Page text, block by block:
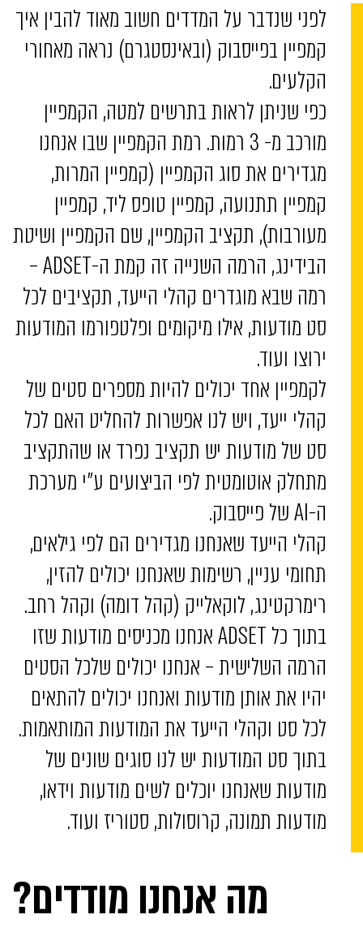
לפני שנדבר על המדדים חשוב מאוד להבין איך
קמפיין בפייסבוק (ובאינסטגרם) נראה מאחורי
הקלעים.
כפי שניתן לראות בתרשים למטה, הקמפיין
מורכב מ- 3 רמות. רמת הקמפיין שבו אנחנו
מגדירים את סוג הקמפיין (קמפיין המרות,
קמפיין תתנועה, קמפיין טופס ליד, קמפיין
מעורבות), תקציב הקמפיין, שם הקמפיין ושיטת
הבידינג, הרמה השנייה זה קמת ה-ADSET –
רמה שבא מוגדרים קהלי הייעד, תקציבים לכל
סט מודעות, אילו מיקומים ופלטפורמו המודעות
ירוצו ועוד.
לקמפיין אחד יכולים להיות מספרים סטים של
קהלי ייעד, ויש לנו אפשרות להחליט האם לכל
סט של מודעות יש תקציב נפרד או שהתקציב
מתחלק אוטומטית לפי הביצועים ע”י מערכת
ה-AI של פייסבוק.
קהלי הייעד שאנחנו מגדירים הם לפי גילאים,
תחומי עניין, רשימות שאנחנו יכולים להזין,
רימרקטינג, לוקאלייק (קהל דומה) וקהל רחב.
בתוך כל ADSET אנחנו מכניסים מודעות שזו
הרמה השלישית – אנחנו יכולים שלכל הסטים
יהיו את אותן מודעות ואנחנו יכולים להתאים
לכל סט וקהלי הייעד את המודעות המותאמות.
בתוך סט המודעות יש לנו סוגים שונים של
מודעות שאנחנו יוכלים לשים מודעות וידאו,
מודעות תמונה, קרוסולות, סטוריז ועוד.
מה אנחנו מודדים?